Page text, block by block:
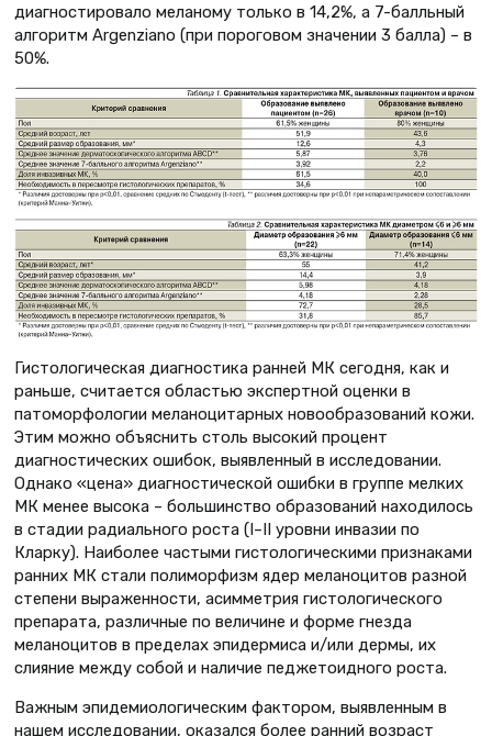
диагностировало меланому только в 14,2%, а 7-балльный
алгоритм Argenziano (при пороговом значении 3 балла) – в
50%.
Гистологическая диагностика ранней МК сегодня, как и
раньше, считается областью экспертной оценки в
патоморфологии меланоцитарных новообразований кожи.
Этим можно объяснить столь высокий процент
диагностических ошибок, выявленный в исследовании.
Однако «цена» диагностической ошибки в группе мелких
МК менее высока – большинство образований находилось
в стадии радиального роста (I–II уровни инвазии по
Кларку). Наиболее частыми гистологическими признаками
ранних МК стали полиморфизм ядер меланоцитов разной
степени выраженности, асимметрия гистологического
препарата, различные по величине и форме гнезда
меланоцитов в пределах эпидермиса и/или дермы, их
слияние между собой и наличие педжетоидного роста.
Важным эпидемиологическим фактором, выявленным в
нашем исследовании, оказался более ранний возраст